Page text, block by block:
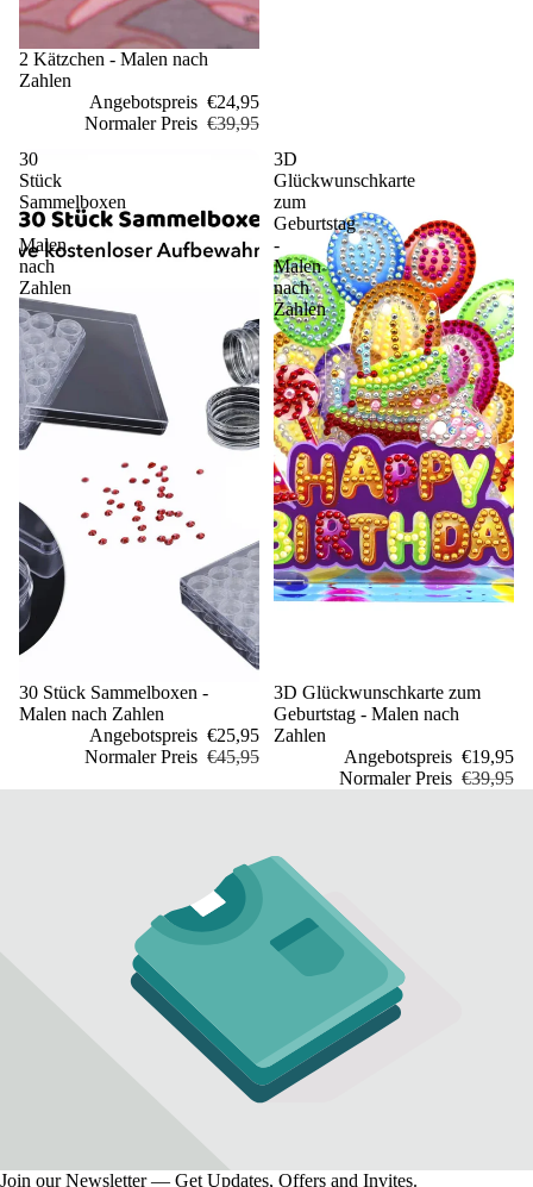
Sale
2 Kätzchen - Malen nach
Zahlen
Angebotspreis €24,95
Normaler Preis €39,95
30
Stück
Sammelboxen
-
Malen
nach
Zahlen
Sale
30 Stück Sammelboxen -
Malen nach Zahlen
Angebotspreis €25,95
Normaler Preis €45,95
3D
Glückwunschkarte
zum
Geburtstag
-
Malen
nach
Zahlen
Sale
3D Glückwunschkarte zum
Geburtstag - Malen nach
Zahlen
Angebotspreis €19,95
Normaler Preis €39,95
Join our Newsletter — Get Updates, Offers and Invites.